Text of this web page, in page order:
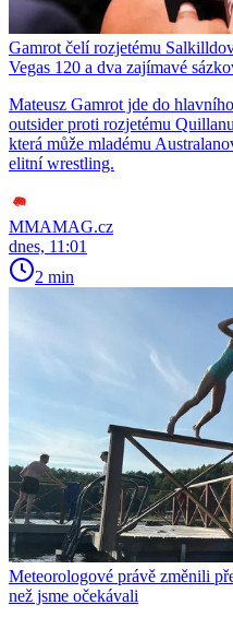
Gamrot čelí rozjetému
Vegas 120 a dva zajímavé
Mateusz Gamrot jde do
outsider proti rozjetému
která může mladému
elitní wrestling.
MMAMAG.cz
dnes, 11:01
2 min
Meteorologové právě změnili
než jsme očekávali